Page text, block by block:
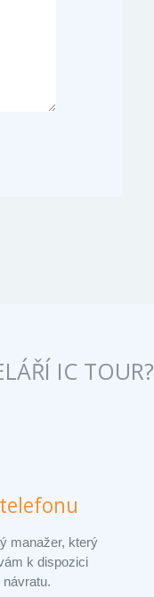
IC TOUR?
manažer, který
k dispozici